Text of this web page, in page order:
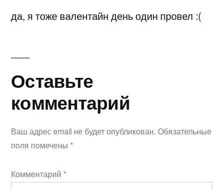
да, я тоже валентайн день один провел :(
Оставьте
комментарий
Ваш адрес email не будет опубликован. Обязательные
поля помечены *
Комментарий *
Оставьте
комментарий